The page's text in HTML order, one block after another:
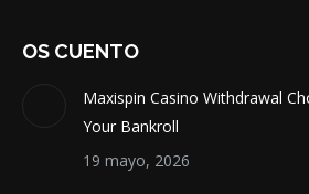
OS CUENTO
Maxispin Casino Withdrawal
Your Bankroll
19 mayo, 2026